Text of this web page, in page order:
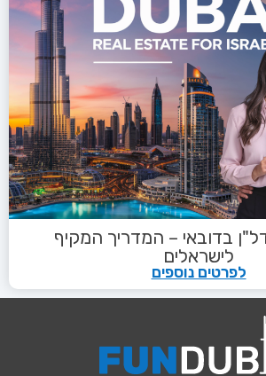
בדובאי – המדריך המקיף
לישראלים
לפרטים נוספים